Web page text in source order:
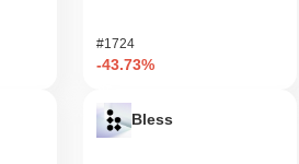
#1724
-43.73%
Bless